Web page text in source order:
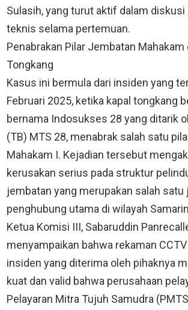
Sulasih, yang turut aktif dalam diskusi
teknis selama pertemuan.
Penabrakan Pilar Jembatan Mahakam
Tongkang
Kasus ini bermula dari insiden yang
Februari 2025, ketika kapal tongkang
bernama Indosukses 28 yang ditarik
(TB) MTS 28, menabrak salah satu
Mahakam I. Kejadian tersebut
kerusakan serius pada struktur
jembatan yang merupakan salah satu
penghubung utama di wilayah
Ketua Komisi III, Sabaruddin
menyampaikan bahwa rekaman
insiden yang diterima oleh pihaknya
kuat dan valid bahwa perusahaan
Pelayaran Mitra Tujuh Samudra